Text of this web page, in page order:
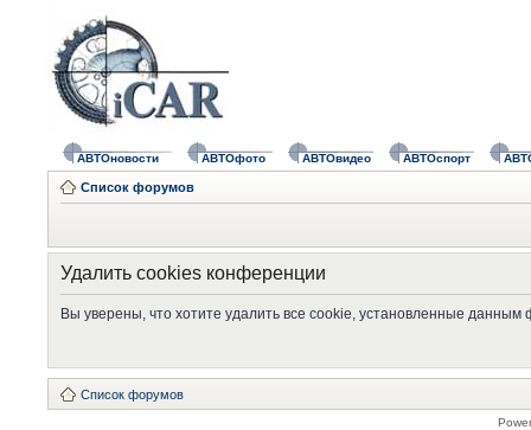
АВТОновости АВТОфото АВТОвидео АВТОспорт
Список форумов
Удалить cookies конференции
Вы уверены, что хотите удалить все cookie, установленные
Список форумов